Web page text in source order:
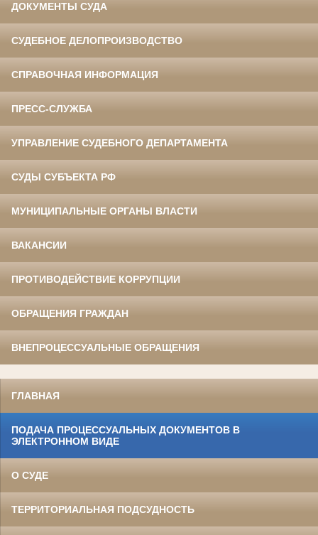
ДОКУМЕНТЫ СУДА
СУДЕБНОЕ ДЕЛОПРОИЗВОДСТВО
СПРАВОЧНАЯ ИНФОРМАЦИЯ
ПРЕСС-СЛУЖБА
УПРАВЛЕНИЕ СУДЕБНОГО ДЕПАРТАМЕНТА
СУДЫ СУБЪЕКТА РФ
МУНИЦИПАЛЬНЫЕ ОРГАНЫ ВЛАСТИ
ВАКАНСИИ
ПРОТИВОДЕЙСТВИЕ КОРРУПЦИИ
ОБРАЩЕНИЯ ГРАЖДАН
ВНЕПРОЦЕССУАЛЬНЫЕ ОБРАЩЕНИЯ
ГЛАВНАЯ
ПОДАЧА ПРОЦЕССУАЛЬНЫХ ДОКУМЕНТОВ В
ЭЛЕКТРОННОМ ВИДЕ
О СУДЕ
ТЕРРИТОРИАЛЬНАЯ ПОДСУДНОСТЬ